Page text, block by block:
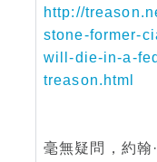
http://
stone-former-
will-die-in-a-
treason.html
毫無疑問，約翰